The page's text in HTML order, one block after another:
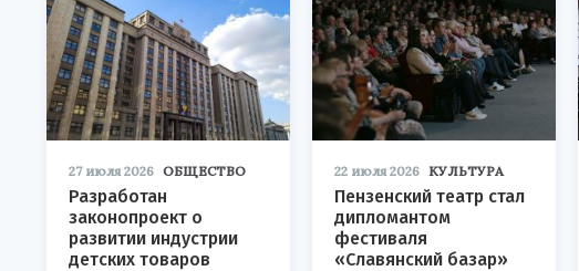
27 июля 2026 ОБЩЕСТВО
Разработан
законопроект о
развитии индустрии
детских товаров
22 июля 2026 КУЛЬТУРА
Пензенский театр стал
дипломантом
фестиваля
«Славянский базар»